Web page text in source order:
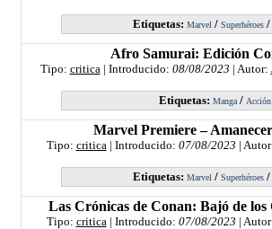
Etiquetas: Marvel/ Superhéroes/
Afro Samurai: Edición
Tipo: critica| Introducido: 08/08/2023 | Autor:
Etiquetas: Manga / Acción
Marvel Premiere –
Tipo: critica| Introducido: 07/08/2023 |
Etiquetas: Marvel/ Superhéroes/
Las Crónicas de Conan: Bajó de los
Tipo: critica| Introducido: 07/08/2023 |